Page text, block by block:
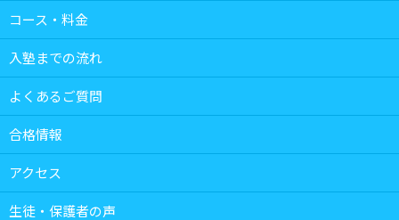
コース・料金
入塾までの流れ
よくあるご質問
合格情報
アクセス
生徒・保護者の声